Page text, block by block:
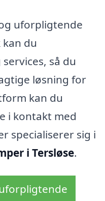
uforpligtende
du
så du
løsning for
kan du
i kontakt med
specialiserer sig i
i Tersløse.